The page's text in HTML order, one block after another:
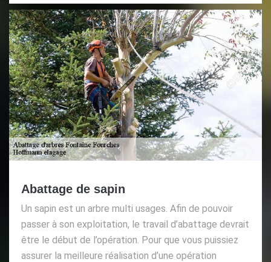
Abattage de sapin
Un sapin est un arbre multi usages. Afin de pouvoir
passer à son exploitation, le travail d’abattage devrait
être le début de l’opération. Pour que vous puissiez
assurer la meilleure réalisation d’une opération